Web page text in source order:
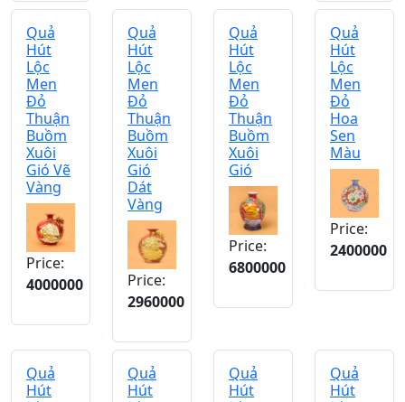
Quả
Hút
Lộc
Men
Đỏ
Thuận
Buồm
Xuôi
Gió Vẽ
Vàng
Price:
4000000
Quả
Hút
Lộc
Men
Đỏ
Thuận
Buồm
Xuôi
Gió
Dát
Vàng
Price:
2960000
Quả
Hút
Lộc
Men
Đỏ
Thuận
Buồm
Xuôi
Gió
Price:
6800000
Quả
Hút
Lộc
Men
Đỏ
Hoa
Sen
Màu
Price:
2400000
Quả
Hút
Quả
Hút
Quả
Hút
Quả
Hút